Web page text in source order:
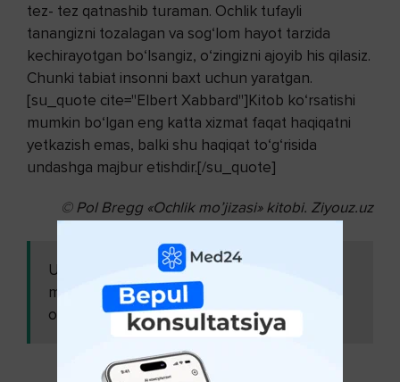
tez- tez qatnashib turaman. Ochlik tufayli
tanangizni tozalagan va sog‘lom hayot tarzida
kechirayotgan bo‘lsangiz, o‘zingizni ajoyib his qilasiz.
Chunki tabiat insonni baxt uchun yaratgan.
[su_quote cite="Elbert Xabbard"]Kitob ko‘rsatishi
mumkin bo‘lgan eng katta xizmat faqat haqiqatni
yetkazish emas, balki shu haqiqat to‘g‘risida
undashga majbur etishdir.[/su_quote]
©Pol Bregg «Ochlik mo’jizasi» kitobi. Ziyouz.uz
Ushbu
maqolani ham
o'qing:
Mustahkam salomatlik
ovqatlanishga bog‘liq ( 30-
qism )